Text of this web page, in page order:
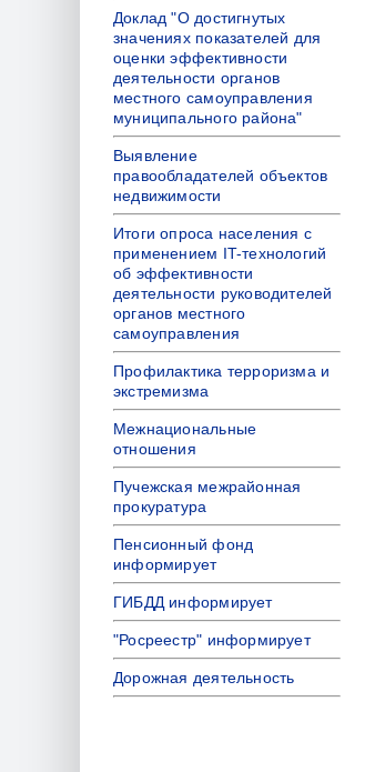
Доклад "О достигнутых
значениях показателей для
оценки эффективности
деятельности органов
местного самоуправления
муниципального района"
Выявление
правообладателей объектов
недвижимости
Итоги опроса населения с
применением IT-технологий
об эффективности
деятельности руководителей
органов местного
самоуправления
Профилактика терроризма и
экстремизма
Межнациональные
отношения
Пучежская межрайонная
прокуратура
Пенсионный фонд
информирует
ГИБДД информирует
"Росреестр" информирует
Дорожная деятельность